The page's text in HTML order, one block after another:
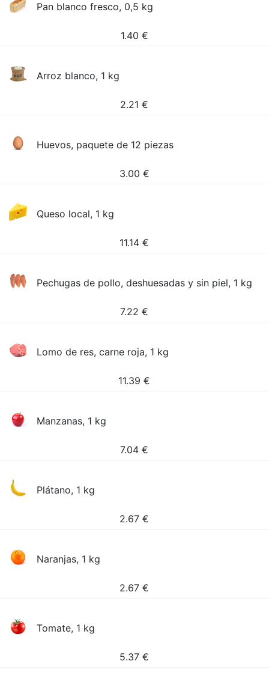
Pan blanco fresco, 0,5 kg
1.40 €
Arroz blanco, 1 kg
2.21 €
Huevos, paquete de 12 piezas
3.00 €
Queso local, 1 kg
11.14 €
Pechugas de pollo, deshuesadas y sin piel, 1 kg
7.22 €
Lomo de res, carne roja, 1 kg
11.39 €
Manzanas, 1 kg
7.04 €
Plátano, 1 kg
2.67 €
Naranjas, 1 kg
2.67 €
Tomate, 1 kg
5.37 €